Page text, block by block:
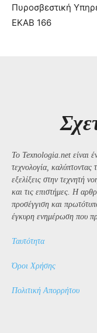
Πυροσβεστική
ΕΚΑΒ 166
Το Texnologia.net είναι
τεχνολογία, καλύπτοντας
εξελίξεις στην τεχνητή
και τις επιστήμες. Η
προσέγγιση και
έγκυρη ενημέρωση που
Ταυτότητα
Όροι Χρήσης
Πολιτική Απορρήτου